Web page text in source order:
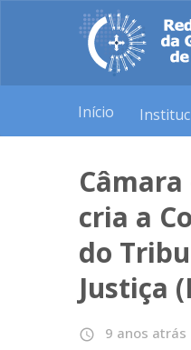
Início
cria a
do
Justiça
access_time 9 anos atrás